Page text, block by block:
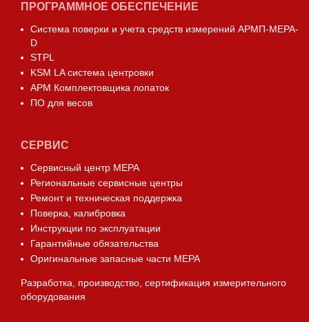
ПРОГРАММНОЕ ОБЕСПЕЧЕНИЕ
Система поверки и учета средств измерений АРМП-МЕРА-
D
STPL
KSM LA система центровки
АРМ Комплектовщика лопаток
ПО для весов
СЕРВИС
Сервисный центр МЕРА
Региональные сервисные центры
Ремонт и техническая поддержка
Поверка, калибровка
Инструкции по эксплуатации
Гарантийные обязательства
Оригинальные запасные части МЕРА
Разработка, производство, сертификация измерительного
оборудования